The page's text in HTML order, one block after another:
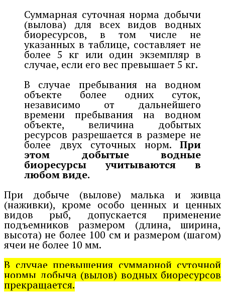
Суммарная суточная норма добычи
(вылова) для всех видов водных
биоресурсов, в том числе не
указанных в таблице, составляет не
более 5 кг или один экземпляр в
случае, если его вес превышает 5 кг.
В случае пребывания на водном
объекте более одних суток,
независимо от дальнейшего
времени пребывания на водном
объекте, величина добытых
ресурсов разрешается в размере не
более двух суточных норм.При
этом добытые водные
биоресурсы учитываются в
любом виде.
При добыче (вылове) малька и живца
(наживки), кроме особо ценных и ценных
видов рыб, допускается применение
подъемников размером (длина, ширина,
высота) не более 100 см и размером (шагом)
ячеи не более 10 мм.
В случае превышения суммарной суточной
нормы добыча (вылов) водных биоресурсов
прекращается.